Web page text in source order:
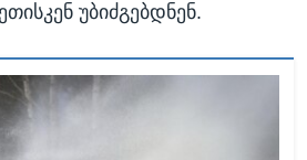
უბიძგებდნენ.